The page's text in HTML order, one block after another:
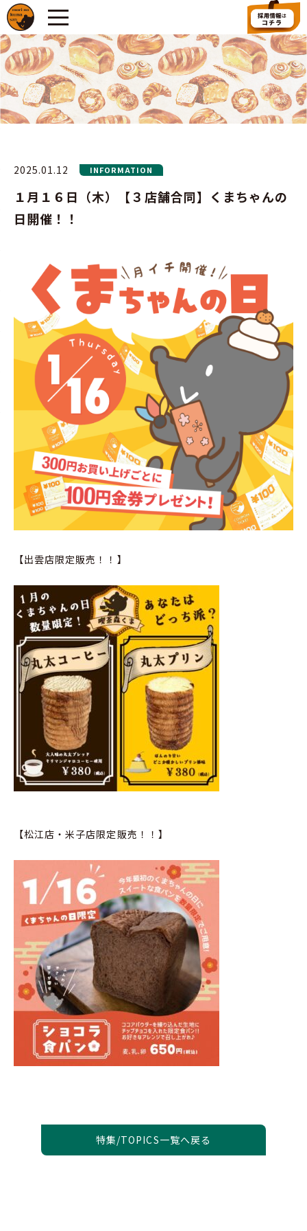
2025.01.12 INFORMATION
１月１６日（木）【３店舗合同】くまちゃんの
日開催！！
【出雲店限定販売！！】
【松江店・米子店限定販売！！】
特集/TOPICS一覧へ戻る